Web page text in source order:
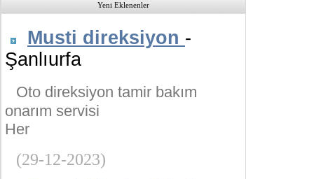
Yeni Eklenenler
Musti direksiyon -
Şanlıurfa
Oto direksiyon tamir bakım
onarım servisi
Her
(29-12-2023)